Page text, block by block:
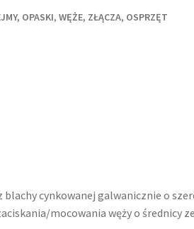
OPASKI,WĘŻE, ZŁĄCZA, OSPRZĘT
blachy cynkowanej galwanicznie o
mocowania węży o średnicy